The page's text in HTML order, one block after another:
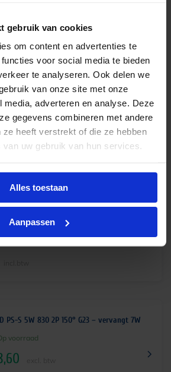
gebruik van cookies
om content en advertenties te
voor social media te bieden
te analyseren. Ook delen we
van onze site met onze
media, adverteren en analyse. Deze
gegevens combineren met andere
ze heeft verstrekt of die ze hebben
uw gebruik van hun services.
Alles toestaan
Aanpassen
DULUX LED S 4-9W EM 830 2P G23
Levertijd 2-4 weken
excl. btw
incl.btw
DULUX LED S 4-9W EM 840 2P G23
PS-S 5W 830 2P 150° G23 – vervangt 7W
voorraad